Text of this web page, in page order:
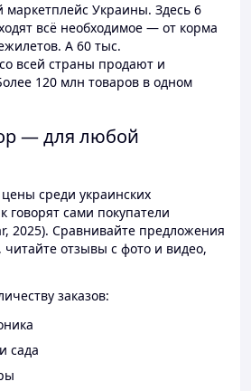
Украины. Здесь 6
всё необходимое — от корма
А 60 тыс.
всей страны продают и
120 млн товаров в одном
— для любой
среди украинских
говорят сами покупатели
2025). Сравнивайте предложения
отзывы с фото и видео,
заказов:
сада